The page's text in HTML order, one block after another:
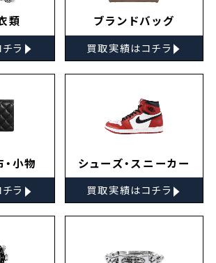
類
ラ ▸
ブランドバッグ
買取実績はコチラ ▸
小物
ラ ▸
シューズ・スニーカー
買取実績はコチラ ▸